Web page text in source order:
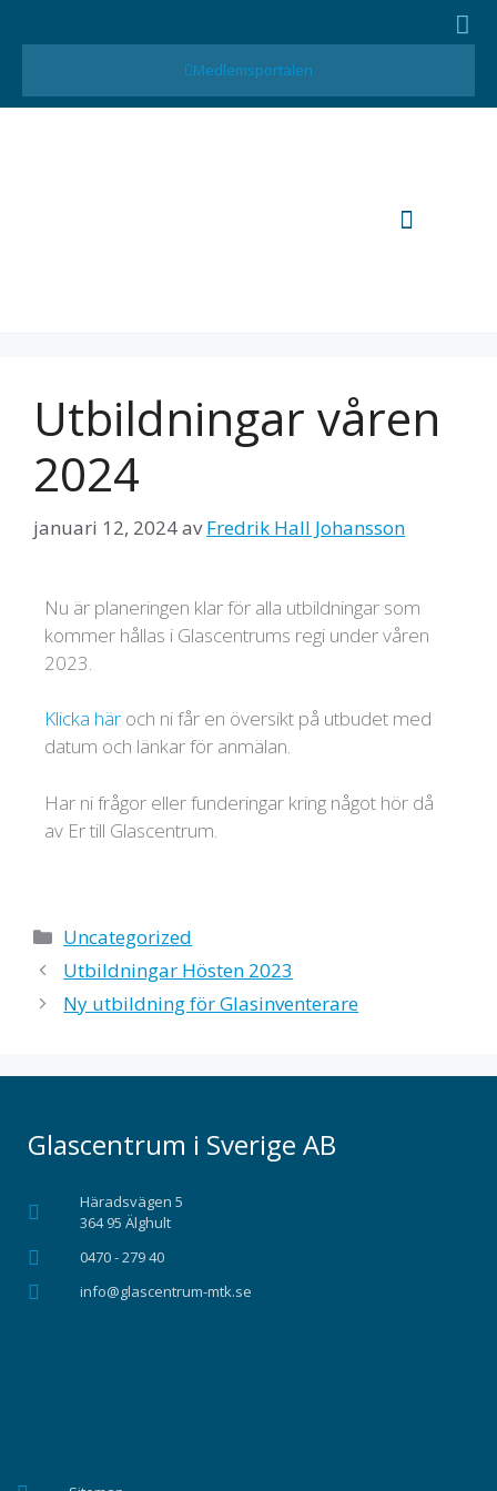
Medlemsportalen
Utbildningar våren
2024
januari 12, 2024avFredrik Hall Johansson
Nu är planeringen klar för alla utbildningar som
kommer hållas i Glascentrums regi under våren
2023.
Klicka här och ni får en översikt på utbudet med
datum och länkar för anmälan.
Har ni frågor eller funderingar kring något hör då
av Er till Glascentrum.
Uncategorized
Utbildningar Hösten 2023
Ny utbildning för Glasinventerare
Glascentrum i Sverige AB
Häradsvägen 5
364 95 Älghult
0470 - 279 40
info@glascentrum-mtk.se